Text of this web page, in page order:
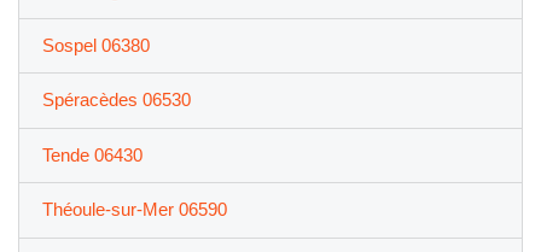
Sospel 06380
Spéracèdes 06530
Tende 06430
Théoule-sur-Mer 06590